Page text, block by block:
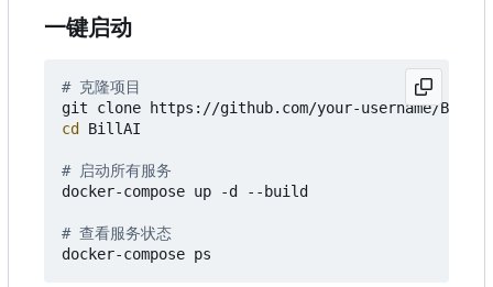
一键启动
# 克隆项目
cd BillAI
# 启动所有服务
docker-compose up -d --build
# 查看服务状态